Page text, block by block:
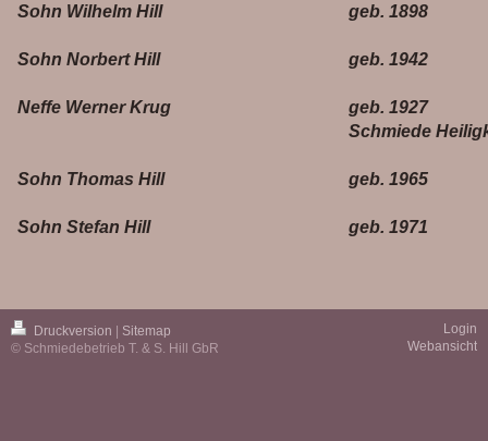
Sohn Wilhelm Hill
Sohn Norbert Hill
Neffe Werner Krug
Sohn Thomas Hill
Sohn Stefan Hill
geb. 1898
geb. 1942
geb. 1927
Schmiede
geb. 1965
geb. 1971
Druckversion
Sitemap
© Schmiedebetrieb T. & S. Hill GbR
Login
Webansicht